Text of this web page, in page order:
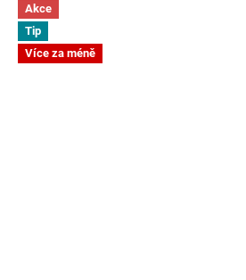
Akce
Tip
Více za méně